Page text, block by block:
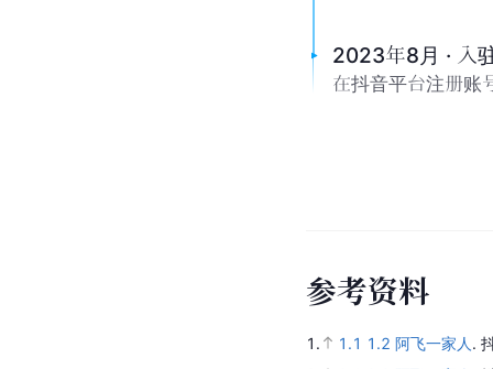
2023年8月 · 入
在抖音平台注册账
参考资料
1. 1.1 1.2 阿飞一家人 .